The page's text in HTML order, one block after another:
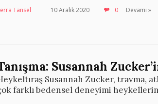
Tansel 10 Aralık 2020 0 Devamı »
Susannah
Susannah Zucker, travma,
farklı bedensel deneyimi